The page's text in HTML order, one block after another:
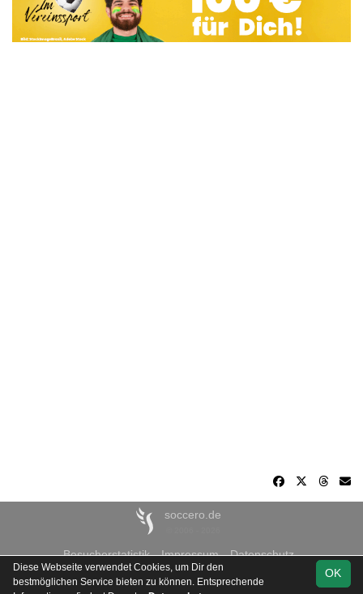
soccero.de
Besucherstatistik Impressum
Datenschutz
OK
Diese Webseite verwendet Cookies, um Dir den
bestmöglichen Service bieten zu können. Entsprechende